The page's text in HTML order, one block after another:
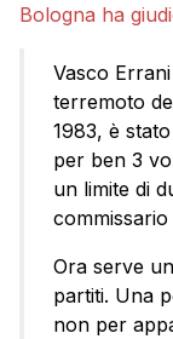
Bologna ha
Vasco
terremoto
1983, è
per ben 3
un limite di
Ora serve
partiti. Una
non per